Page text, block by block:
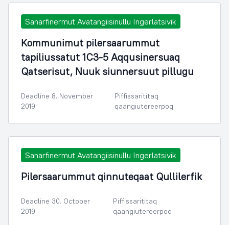
Sanarfinermut Avatangiisinullu Ingerlatsivik
Kommunimut pilersaarummut
tapiliussatut 1C3-5 Aqqusinersuaq
Qatserisut, Nuuk siunnersuut pillugu
Deadline 8. November
2019
Piffissarititaq
qaangiutereerpoq
Sanarfinermut Avatangiisinullu Ingerlatsivik
Pilersaarummut qinnuteqaat Qullilerfik
Deadline 30. October
2019
Piffissarititaq
qaangiutereerpoq